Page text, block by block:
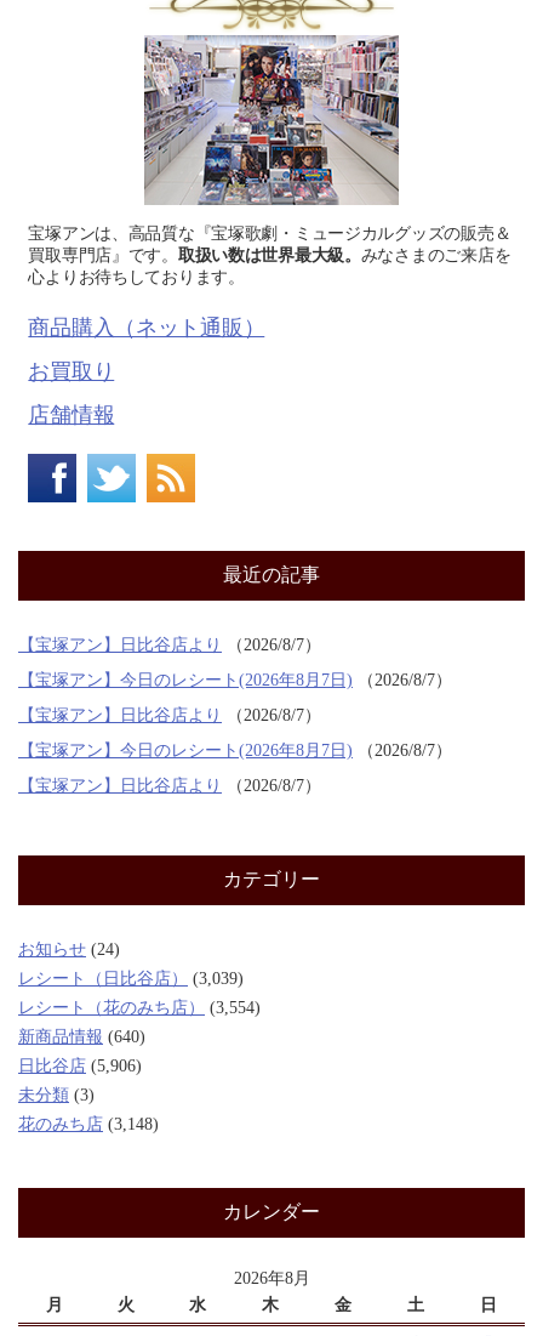
宝塚アンは、高品質な『宝塚歌劇・ミュージカルグッズの販売＆
買取専門店』です。 取扱い数は世界最大級。 みなさまのご来店を
心よりお待ちしております。
商品購入（ネット通販）
お買取り
店舗情報
最近の記事
【宝塚アン】日比谷店より
2026/8/7
【宝塚アン】今日のレシート(2026年8月7日)
2026/8/7
【宝塚アン】日比谷店より
2026/8/7
【宝塚アン】今日のレシート(2026年8月7日)
2026/8/7
【宝塚アン】日比谷店より
2026/8/7
カテゴリー
お知らせ (24)
レシート（日比谷店）
(3,039)
レシート（花のみち店）
(3,554)
新商品情報 (640)
日比谷店 (5,906)
未分類 (3)
花のみち店 (3,148)
カレンダー
2026年8月
月
火 水 木 金 土 日